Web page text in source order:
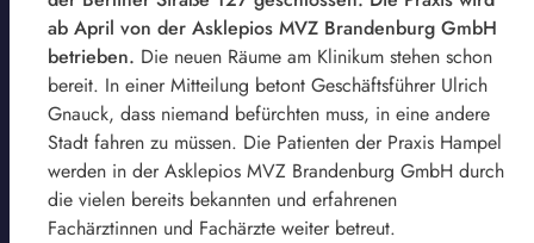
ab April von der Asklepios MVZ Brandenburg GmbH
betrieben. Die neuen Räume am Klinikum stehen schon
bereit. In einer Mitteilung betont Geschäftsführer Ulrich
Gnauck, dass niemand befürchten muss, in eine andere
Stadt fahren zu müssen. Die Patienten der Praxis Hampel
werden in der Asklepios MVZ Brandenburg GmbH durch
die vielen bereits bekannten und erfahrenen
Fachärztinnen und Fachärzte weiter betreut.